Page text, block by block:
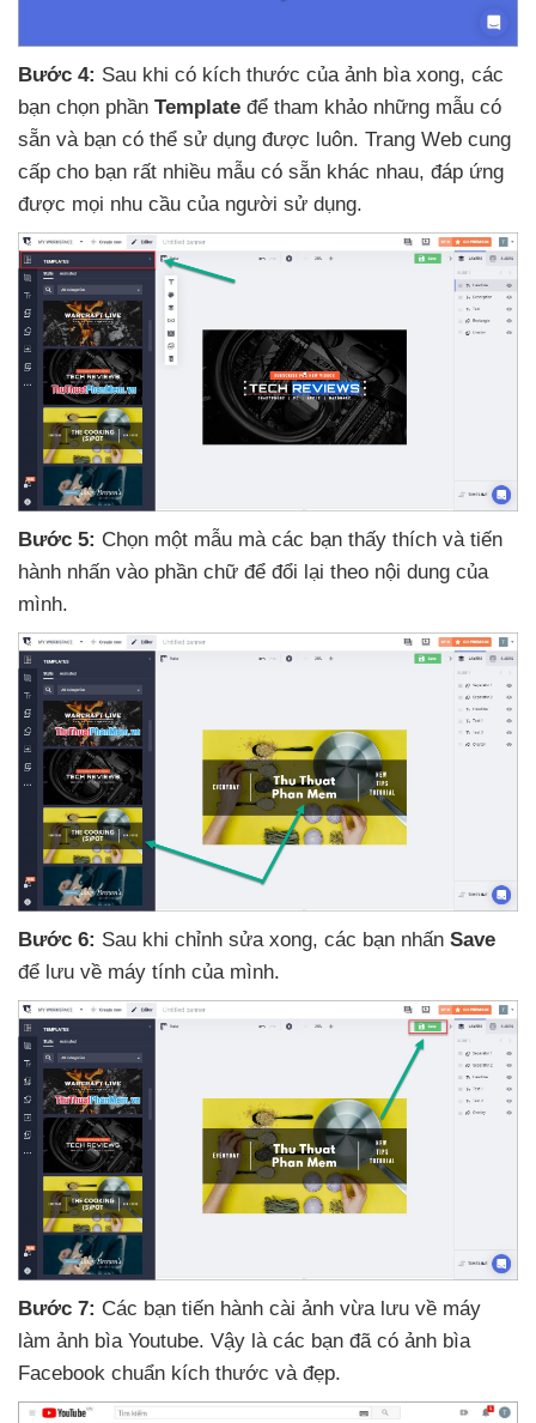
Bước 4: Sau khi có kích thước của ảnh bìa xong, các
bạn chọn phần Template để tham khảo những mẫu có
sẵn và bạn có thể sử dụng được luôn. Trang Web cung
cấp cho bạn rất nhiều mẫu có sẵn khác nhau, đáp ứng
được mọi nhu cầu của người sử dụng.
Bước 5: Chọn một mẫu mà các bạn thấy thích và tiến
hành nhấn vào phần chữ để đổi lại theo nội dung của
mình.
Bước 6: Sau khi chỉnh sửa xong, các bạn nhấn Save
để lưu về máy tính của mình.
Bước 7: Các bạn tiến hành cài ảnh vừa lưu về máy
làm ảnh bìa Youtube. Vậy là các bạn đã có ảnh bìa
Facebook chuẩn kích thước và đẹp.